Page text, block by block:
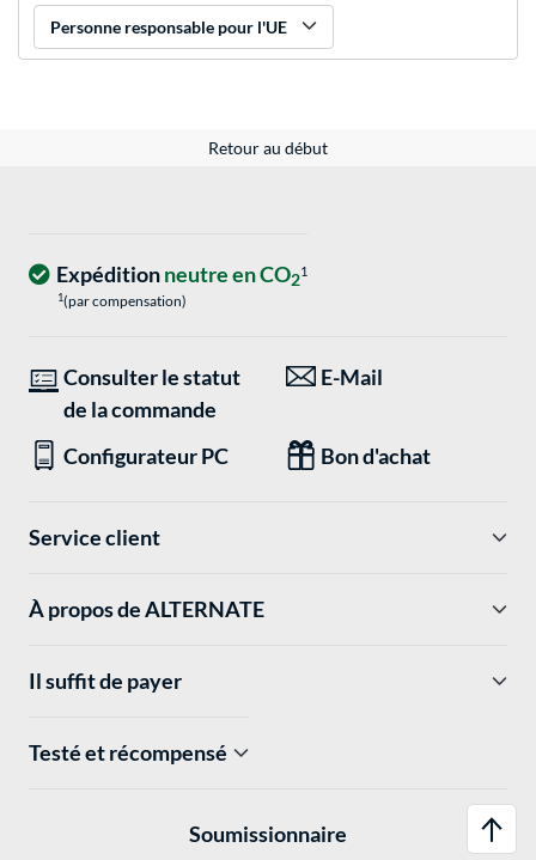
Personne responsable pour l'UE
Retour au début
Expéditionneutre en CO21
1(par compensation)
Consulter le statut
de la commande
E-Mail
Configurateur PC Bon d'achat
Service client
À propos de ALTERNATE
Il suffit de payer
Testé et récompensé
Soumissionnaire